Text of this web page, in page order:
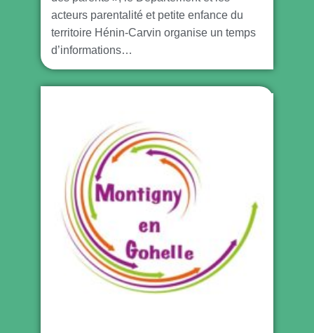
acteurs parentalité et petite enfance du
territoire Hénin-Carvin organise un temps
d’informations…